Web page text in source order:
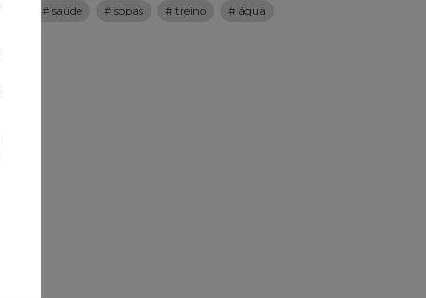
saúde
sopas treino água